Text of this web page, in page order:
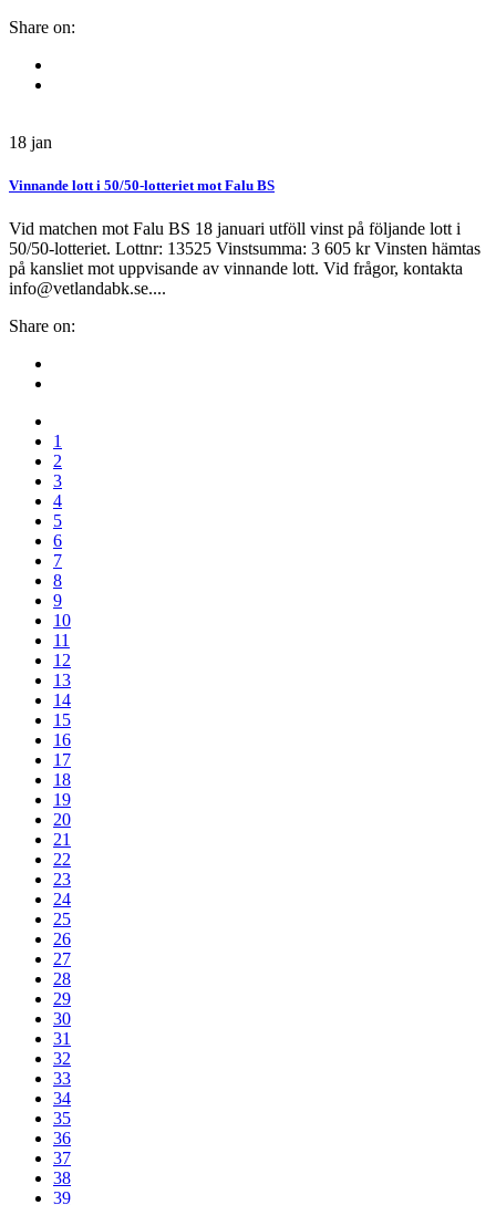
Share on:
18 jan
Vinnande lott i 50/50-lotteriet mot Falu BS
Vid matchen mot Falu BS 18 januari utföll vinst på följande lott i
50/50-lotteriet. Lottnr: 13525 Vinstsumma: 3 605 kr Vinsten hämtas
på kansliet mot uppvisande av vinnande lott. Vid frågor, kontakta
info@vetlandabk.se....
Share on:
1
2
3
4
5
6
7
8
9
10
11
12
13
14
15
16
17
18
19
20
21
22
23
24
25
26
27
28
29
30
31
32
33
34
35
36
37
38
39